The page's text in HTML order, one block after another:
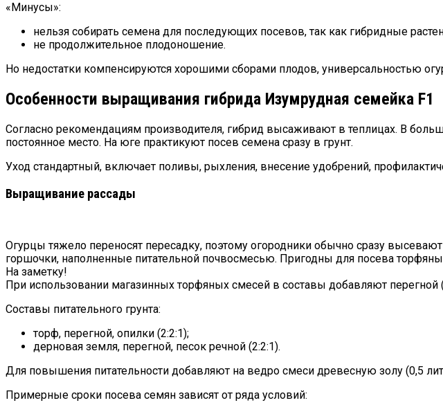
«Минусы»:
нельзя собирать семена для последующих посевов, так как гибридные
не продолжительное плодоношение.
Но недостатки компенсируются хорошими сборами плодов, универсальностью
Особенности выращивания гибрида Изумрудная семейка F1
Согласно рекомендациям производителя, гибрид высаживают в теплицах. В
постоянное место. На юге практикуют посев семена сразу в грунт.
Уход стандартный, включает поливы, рыхления, внесение удобрений,
Выращивание рассады
Огурцы тяжело переносят пересадку, поэтому огородники обычно сразу
горшочки, наполненные питательной почвосмесью. Пригодны для посева
На заметку!
При использовании магазинных торфяных смесей в составы добавляют перегной
Составы питательного грунта:
торф, перегной, опилки (2:2:1);
дерновая земля, перегной, песок речной (2:2:1).
Для повышения питательности добавляют на ведро смеси древесную золу (0,5
Примерные сроки посева семян зависят от ряда условий: